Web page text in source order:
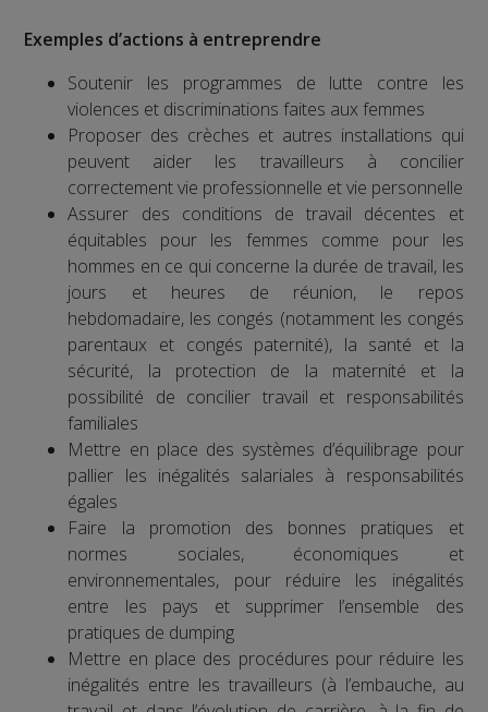
Exemples d’actions à entreprendre
Soutenir les programmes de lutte contre les
violences et discriminations faites aux femmes
Proposer des crèches et autres installations qui
peuvent aider les travailleurs à concilier
correctement vie professionnelle et vie personnelle
Assurer des conditions de travail décentes et
équitables pour les femmes comme pour les
hommes en ce qui concerne la durée de travail, les
jours et heures de réunion, le repos
hebdomadaire, les congés (notamment les congés
parentaux et congés paternité), la santé et la
sécurité, la protection de la maternité et la
possibilité de concilier travail et responsabilités
familiales
Mettre en place des systèmes d’équilibrage pour
pallier les inégalités salariales à responsabilités
égales
Faire la promotion des bonnes pratiques et
normes sociales, économiques et
environnementales, pour réduire les inégalités
entre les pays et supprimer l’ensemble des
pratiques de dumping
Mettre en place des procédures pour réduire les
inégalités entre les travailleurs (à l’embauche, au